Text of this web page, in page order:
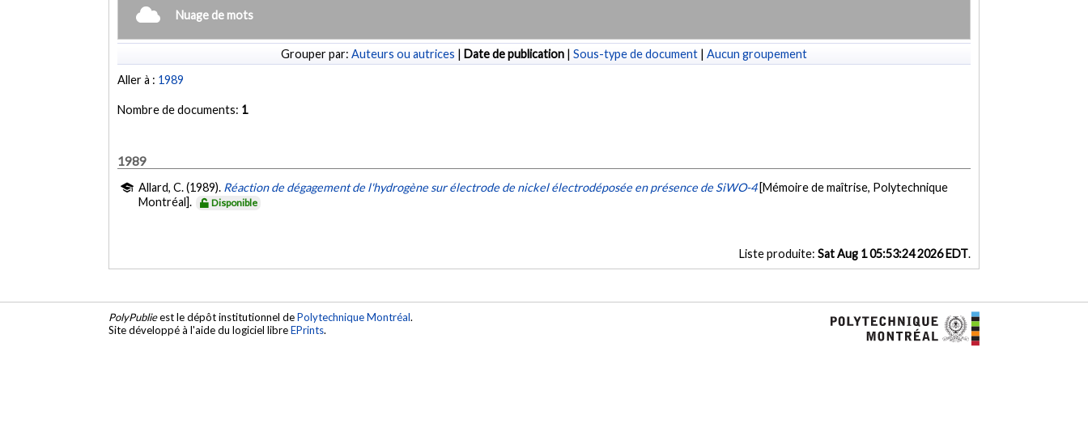
Nuage de mots
Grouper par: Auteurs ou autrices | Date de publication | Sous-type de document | Aucun groupement
Aller à : 1989
Nombre de documents: 1
1989
Allard, C. (1989). Réaction de dégagement de l'hydrogène sur électrode de nickel électrodéposée en présence de SiWO-4 [Mémoire de maîtrise, Polytechnique
Montréal].
Disponible
Liste produite: Sat Aug 1 05:53:24 2026 EDT.
PolyPublieest le dépôt institutionnel dePolytechnique Montréal.
Site développé à l'aide du logiciel libreEPrints.